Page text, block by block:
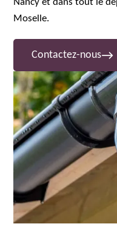
Nancy et dans tout le
Moselle.
Contactez-nous